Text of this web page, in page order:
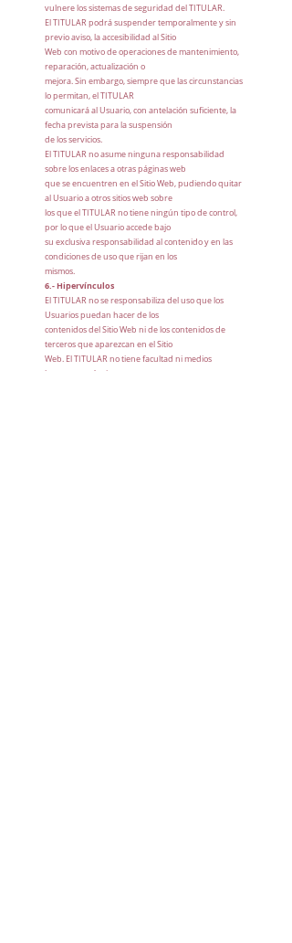
vulnere los sistemas de seguridad del TITULAR.
El TITULAR podrá suspender temporalmente y sin
previo aviso, la accesibilidad al Sitio
Web con motivo de operaciones de mantenimiento,
reparación, actualización o
mejora. Sin embargo, siempre que las circunstancias
lo permitan, el TITULAR
comunicará al Usuario, con antelación suficiente, la
fecha prevista para la suspensión
de los servicios.
El TITULAR no asume ninguna responsabilidad
sobre los enlaces a otras páginas web
que se encuentren en el Sitio Web, pudiendo quitar
al Usuario a otros sitios web sobre
los que el TITULAR no tiene ningún tipo de control,
por lo que el Usuario accede bajo
su exclusiva responsabilidad al contenido y en las
condiciones de uso que rijan en los
mismos.
6.- Hipervínculos
El TITULAR no se responsabiliza del uso que los
Usuarios puedan hacer de los
contenidos del Sitio Web ni de los contenidos de
terceros que aparezcan en el Sitio
Web. El TITULAR no tiene facultad ni medios
humanos y técnicos para conocer,